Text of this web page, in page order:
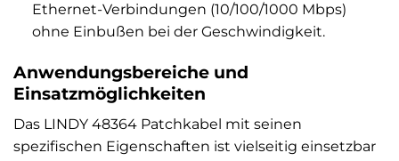
Ethernet-Verbindungen (10/100/1000 Mbps)
ohne Einbußen bei der Geschwindigkeit.
Anwendungsbereiche und
Einsatzmöglichkeiten
Das LINDY 48364 Patchkabel mit seinen
spezifischen Eigenschaften ist vielseitig einsetzbar